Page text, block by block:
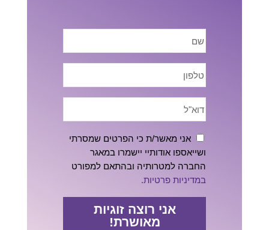
אני מאשר/ת כי הפרטים שמסרתי
ושייאספו אודותיי יישמרו במאגר
החברה למטרותיה ובהתאם למפורט
במדיניות פרטיות.
אני רוצה זוגיות
מאושרת!